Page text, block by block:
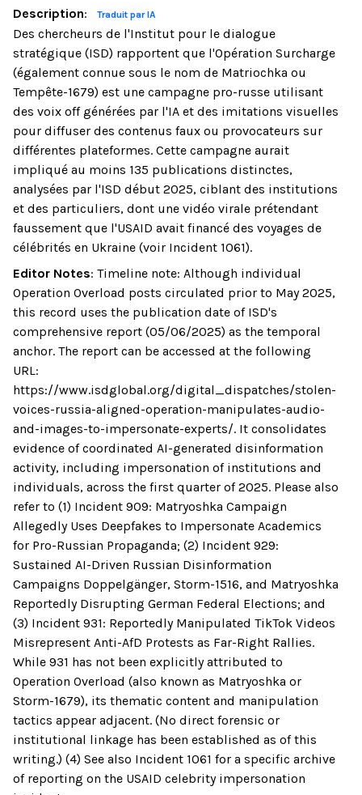
Description: Traduit par IA
Des chercheurs de l'Institut pour le dialogue
stratégique (ISD) rapportent que l'Opération Surcharge
(également connue sous le nom de Matriochka ou
Tempête-1679) est une campagne pro-russe utilisant
des voix off générées par l'IA et des imitations visuelles
pour diffuser des contenus faux ou provocateurs sur
différentes plateformes. Cette campagne aurait
impliqué au moins 135 publications distinctes,
analysées par l'ISD début 2025, ciblant des institutions
et des particuliers, dont une vidéo virale prétendant
faussement que l'USAID avait financé des voyages de
célébrités en Ukraine (voir Incident 1061).
Editor Notes: Timeline note: Although individual
Operation Overload posts circulated prior to May 2025,
this record uses the publication date of ISD's
comprehensive report (05/06/2025) as the temporal
anchor. The report can be accessed at the following
URL:
https://www.isdglobal.org/digital_dispatches/stolen-
voices-russia-aligned-operation-manipulates-audio-
and-images-to-impersonate-experts/. It consolidates
evidence of coordinated AI-generated disinformation
activity, including impersonation of institutions and
individuals, across the first quarter of 2025. Please also
refer to (1) Incident 909: Matryoshka Campaign
Allegedly Uses Deepfakes to Impersonate Academics
for Pro-Russian Propaganda; (2) Incident 929:
Sustained AI-Driven Russian Disinformation
Campaigns Doppelgänger, Storm-1516, and Matryoshka
Reportedly Disrupting German Federal Elections; and
(3) Incident 931: Reportedly Manipulated TikTok Videos
Misrepresent Anti-AfD Protests as Far-Right Rallies.
While 931 has not been explicitly attributed to
Operation Overload (also known as Matryoshka or
Storm-1679), its thematic content and manipulation
tactics appear adjacent. (No direct forensic or
institutional linkage has been established as of this
writing.) (4) See also Incident 1061 for a specific archive
of reporting on the USAID celebrity impersonation